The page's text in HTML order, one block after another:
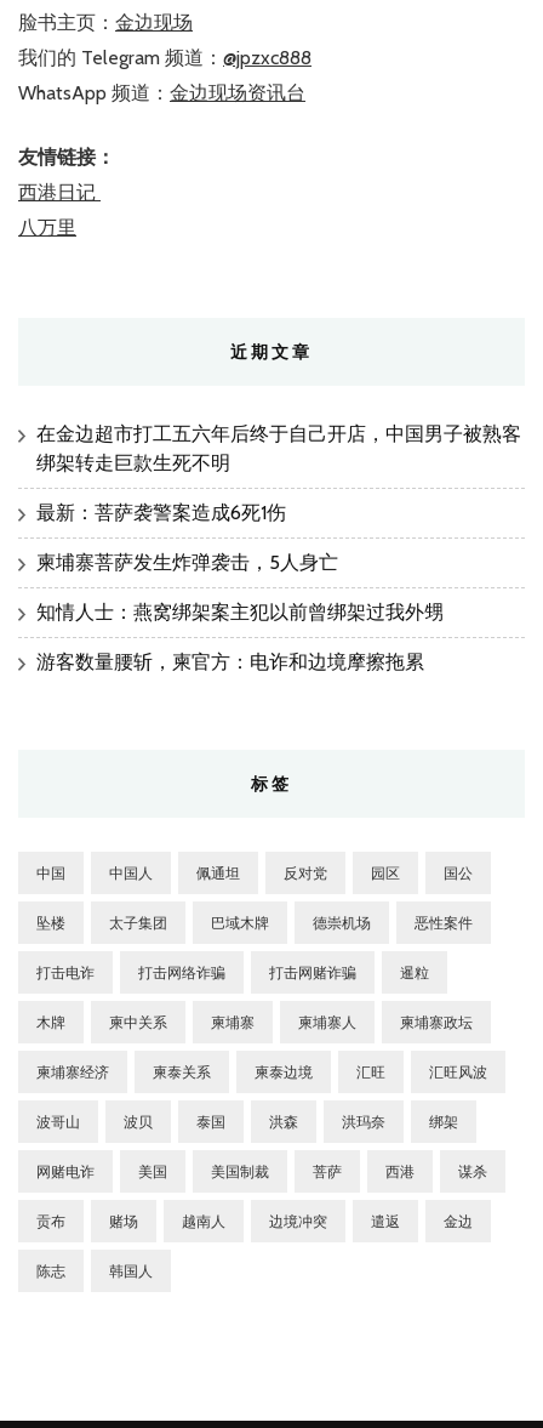
脸书主页： 金边现场
我们的 Telegram 频道： @jpzxc888
WhatsApp 频道： 金边现场资讯台
友情链接：
西港日记
八万里
近期文章
在金边超市打工五六年后终于自己开店，中国男子被熟客
绑架转走巨款生死不明
最新：菩萨袭警案造成6死1伤
柬埔寨菩萨发生炸弹袭击，5人身亡
知情人士：燕窝绑架案主犯以前曾绑架过我外甥
游客数量腰斩，柬官方：电诈和边境摩擦拖累
标签
中国 中国人 佩通坦 反对党 园区 国公
坠楼 太子集团 巴域木牌 德崇机场 恶性案件
打击电诈 打击网络诈骗 打击网赌诈骗 暹粒
木牌 柬中关系 柬埔寨 柬埔寨人 柬埔寨政坛
柬埔寨经济 柬泰关系 柬泰边境 汇旺 汇旺风波
波哥山 波贝 泰国 洪森 洪玛奈 绑架
网赌电诈 美国 美国制裁 菩萨 西港 谋杀
贡布 赌场 越南人 边境冲突 遣返 金边
陈志 韩国人